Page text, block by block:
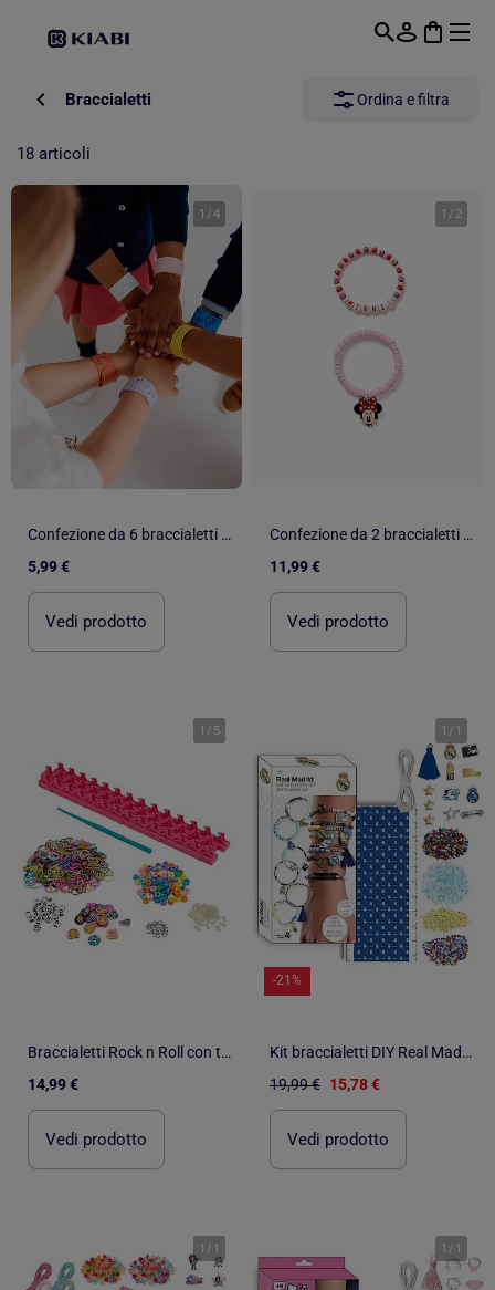
Braccialetti Ordina e filtra
18 articoli
1 /4
Confezione da 6 braccialetti schiaffo e cinturino 'emotion monsters'
5,99 €
Vedi prodotto
1 / 2
Confezione da 2 braccialetti con perline e minnie
11,99 €
Vedi prodotto
1 / 5
Braccialetti Rock n Roll con telaio ad elastico
14,99 €
Vedi prodotto
1 / 1
-21%
Kit braccialetti DIY Real Madrid - Oltre 1000 perline
19,99 € 15,78 €
Vedi prodotto
1 / 1 1 / 1